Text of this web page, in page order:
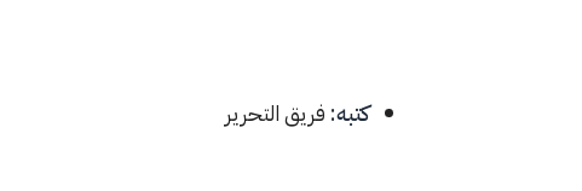
كتبه: فريق التحرير